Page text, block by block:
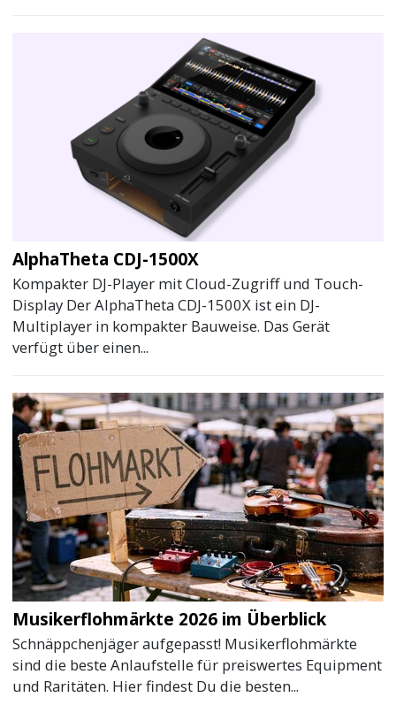
AlphaTheta CDJ-1500X
Kompakter DJ-Player mit Cloud-Zugriff und Touch-
Display Der AlphaTheta CDJ-1500X ist ein DJ-
Multiplayer in kompakter Bauweise. Das Gerät
verfügt über einen...
Musikerflohmärkte 2026 im Überblick
Schnäppchenjäger aufgepasst! Musikerflohmärkte
sind die beste Anlaufstelle für preiswertes Equipment
und Raritäten. Hier findest Du die besten...